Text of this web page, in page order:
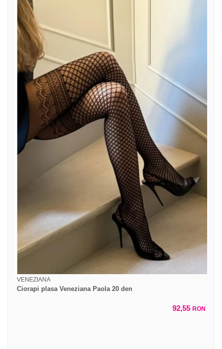
VENEZIANA
Ciorapi plasa Veneziana Paola 20 den
92,55 RON